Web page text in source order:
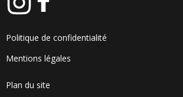
Politique de confidentialité
Mentions légales
Plan du site